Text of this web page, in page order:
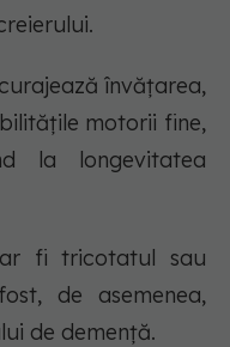
învățarea,
motorii fine,
la longevitatea
fi tricotatul sau
de asemenea,
de demență.